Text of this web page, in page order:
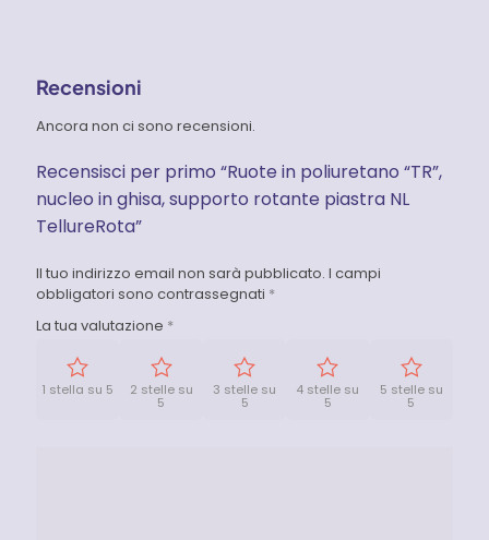
Recensioni
Ancora non ci sono recensioni.
Recensisci per primo “Ruote in poliuretano “TR”,
nucleo in ghisa, supporto rotante piastra NL
TellureRota”
Il tuo indirizzo email non sarà pubblicato. I campi
obbligatori sono contrassegnati *
La tua valutazione *
1 stella su 5 2 stelle su
5
3 stelle su
5
4 stelle su
5
5 stelle su
5